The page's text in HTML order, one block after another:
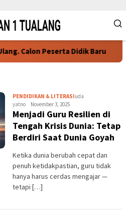
Calon Peserta Didik Baru
PENDIDIKAN & LITERASIuda
yatno
November 3, 2025
Menjadi Guru Resilien di
Tengah Krisis Dunia: Tetap
Berdiri Saat Dunia Goyah
Ketika dunia berubah cepat dan
penuh ketidakpastian, guru tidak
hanya harus cerdas mengajar —
tetapi […]